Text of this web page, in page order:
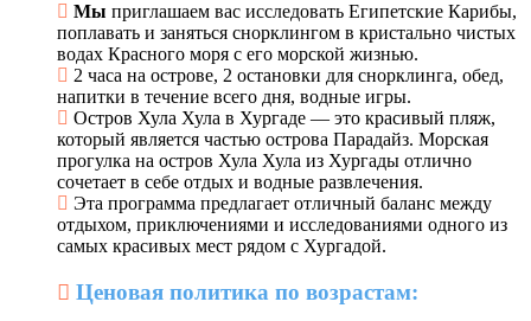
Мы приглашаем вас исследовать Египетские Карибы,
поплавать и заняться снорклингом в кристально чистых
водах Красного моря с его морской жизнью.
2 часа на острове, 2 остановки для снорклинга, обед,
напитки в течение всего дня, водные игры.
Остров Хула Хула в Хургаде — это красивый пляж,
который является частью острова Парадайз. Морская
прогулка на остров Хула Хула из Хургады отлично
сочетает в себе отдых и водные развлечения.
Эта программа предлагает отличный баланс между
отдыхом, приключениями и исследованиями одного из
самых красивых мест рядом с Хургадой.
Ценовая политика по возрастам: